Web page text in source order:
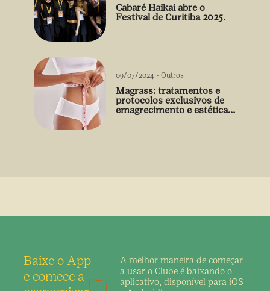
Cabaré Haikai abre o
Festival de Curitiba 2025.
09/07/2024 - Outros
Magrass: tratamentos e
protocolos exclusivos de
emagrecimento e estética
Baixe o App
e comece a
A melhor maneira de começar
a usar o Clube é baixando o
aplicativo, disponível para iOS